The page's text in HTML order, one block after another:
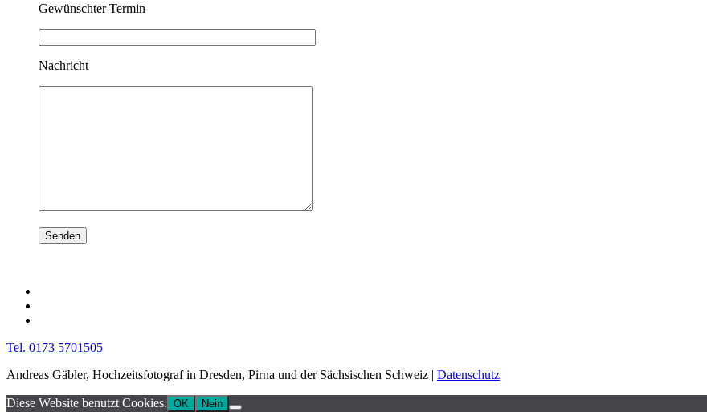
Gewünschter Termin
Nachricht
Tel. 0173 5701505
Andreas Gäbler, Hochzeitsfotograf in Dresden, Pirna und der Sächsischen Schweiz | Datenschutz
Diese Website benutzt Cookies. OK Nein